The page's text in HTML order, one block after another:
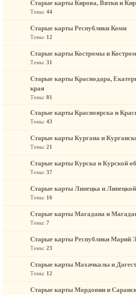
Старые карты Кирова, Вятки и
Темы: 44
Старые карты Республики Коми
Темы: 12
Старые карты Костромы и
Темы: 31
Старые карты Краснодара,
края
Темы: 81
Старые карты Красноярска и
Темы: 43
Старые карты Кургана и
Темы: 21
Старые карты Курска и Курской
Темы: 37
Старые карты Липецка и Липецкой
Темы: 16
Старые карты Магадана и
Темы: 7
Старые карты Республики Марий
Темы: 23
Старые карты Махачкалы и
Темы: 12
Старые карты Мордовии и